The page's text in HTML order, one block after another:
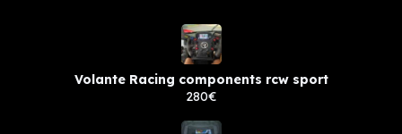
Volante Racing components rcw sport
280€